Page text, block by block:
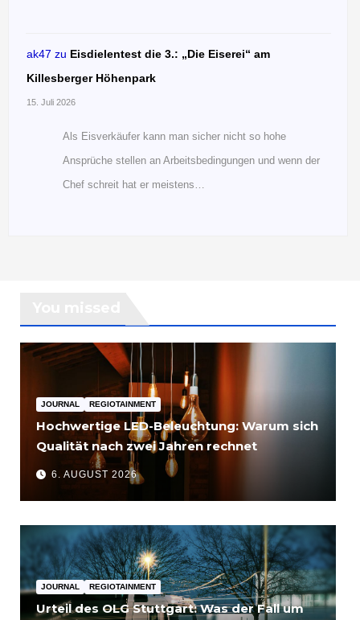
ak47 zu Eisdielentest die 3.: „Die Eiserei“ am
Killesberger Höhenpark
15. Juli 2026
Als Eisverkäufer kann man sicher nicht so hohe
Ansprüche stellen an Arbeitsbedingungen und wenn der
Chef schreit hat er meistens…
JOURNAL REGIOTAINMENT
Hochwertige LED-Beleuchtung: Warum sich
Qualität nach zwei Jahren rechnet
6. AUGUST 2026
JOURNAL REGIOTAINMENT
Urteil des OLG Stuttgart: Was der Fall um